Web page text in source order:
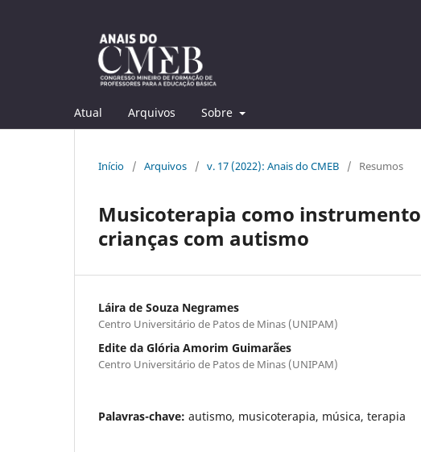
Atual Arquivos Sobre
Início / Arquivos / v. 17 (2022): Anais do CMEB / Resumos
Musicoterapia como
crianças com autismo
Láira de Souza Negrames
Centro Universitário de Patos de Minas (UNIPAM)
Edite da Glória Amorim Guimarães
Centro Universitário de Patos de Minas (UNIPAM)
Palavras-chave: autismo, musicoterapia, música, terapia